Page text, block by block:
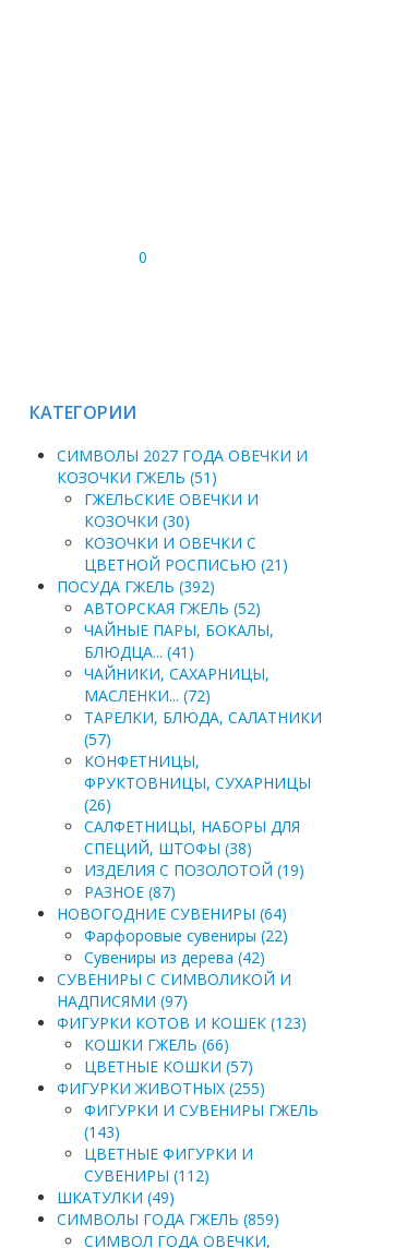
0
КАТЕГОРИИ
СИМВОЛЫ 2027 ГОДА ОВЕЧКИ И
КОЗОЧКИ ГЖЕЛЬ (51)
ГЖЕЛЬСКИЕ ОВЕЧКИ И
КОЗОЧКИ (30)
КОЗОЧКИ И ОВЕЧКИ С
ЦВЕТНОЙ РОСПИСЬЮ (21)
ПОСУДА ГЖЕЛЬ (392)
АВТОРСКАЯ ГЖЕЛЬ (52)
ЧАЙНЫЕ ПАРЫ, БОКАЛЫ,
БЛЮДЦА... (41)
ЧАЙНИКИ, САХАРНИЦЫ,
МАСЛЕНКИ... (72)
ТАРЕЛКИ, БЛЮДА, САЛАТНИКИ
(57)
КОНФЕТНИЦЫ,
ФРУКТОВНИЦЫ, СУХАРНИЦЫ
(26)
САЛФЕТНИЦЫ, НАБОРЫ ДЛЯ
СПЕЦИЙ, ШТОФЫ (38)
ИЗДЕЛИЯ С ПОЗОЛОТОЙ (19)
РАЗНОЕ (87)
НОВОГОДНИЕ СУВЕНИРЫ (64)
Фарфоровые сувениры (22)
Сувениры из дерева (42)
СУВЕНИРЫ С СИМВОЛИКОЙ И
НАДПИСЯМИ (97)
ФИГУРКИ КОТОВ И КОШЕК (123)
КОШКИ ГЖЕЛЬ (66)
ЦВЕТНЫЕ КОШКИ (57)
ФИГУРКИ ЖИВОТНЫХ (255)
ФИГУРКИ И СУВЕНИРЫ ГЖЕЛЬ
(143)
ЦВЕТНЫЕ ФИГУРКИ И
СУВЕНИРЫ (112)
ШКАТУЛКИ (49)
СИМВОЛЫ ГОДА ГЖЕЛЬ (859)
СИМВОЛ ГОДА ОВЕЧКИ,